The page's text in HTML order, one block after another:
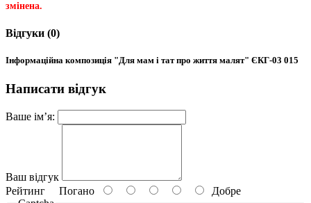
змінена.
Відгуки (0)
Інформаційна композиція "Для мам і тат про життя малят" ЄКГ-03 015
Написати відгук
Ваше ім’я:
Ваш відгук
Рейтинг Погано
Добре